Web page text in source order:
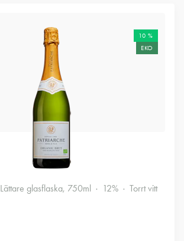
10 %
EKO
Lättare glasflaska, 750ml 12% Torrt vitt